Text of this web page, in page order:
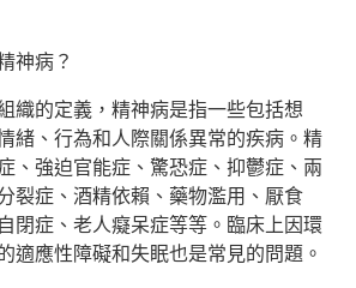
神病？
織的定義，精神病是指一些包括想
緒、行為和人際關係異常的疾病。精
、強迫官能症、驚恐症、抑鬱症、兩
裂症、酒精依賴、藥物濫用、厭食
閉症、老人癡呆症等等。臨床上因環
適應性障礙和失眠也是常見的問題。